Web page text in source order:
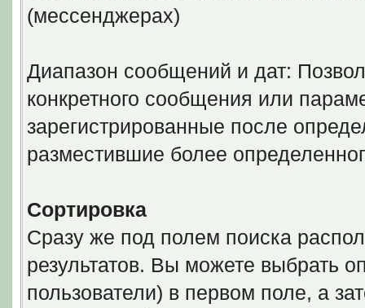
(мессенджерах)
Диапазон сообщений и дат:
конкретного сообщения или
зарегистрированные после
разместившие более
Сортировка
Сразу же под полем поиска
результатов. Вы можете выбрать
пользователи) в первом поле, а